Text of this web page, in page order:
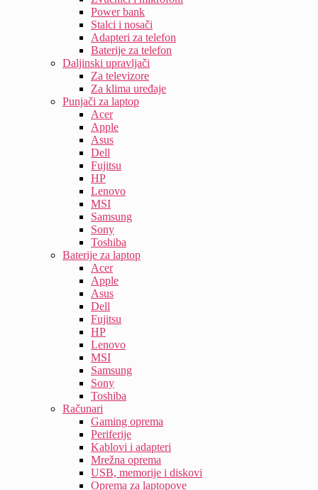
Power bank
Stalci i nosači
Adapteri za telefon
Baterije za telefon
Daljinski upravljači
Za televizore
Za klima uređaje
Punjači za laptop
Acer
Apple
Asus
Dell
Fujitsu
HP
Lenovo
MSI
Samsung
Sony
Toshiba
Baterije za laptop
Acer
Apple
Asus
Dell
Fujitsu
HP
Lenovo
MSI
Samsung
Sony
Toshiba
Računari
Gaming oprema
Periferije
Kablovi i adapteri
Mrežna oprema
USB, memorije i diskovi
Oprema za laptopove